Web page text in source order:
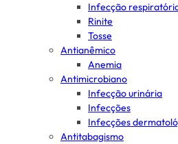
Infecção
Rinite
Tosse
Antianêmico
Anemia
Antimicrobiano
Infecção urinária
Infecções
Infecções
Antitabagismo